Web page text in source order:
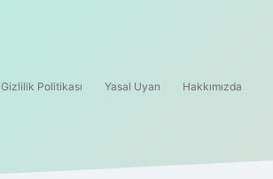
Gizlilik Politikası Yasal Uyarı Hakkımızda